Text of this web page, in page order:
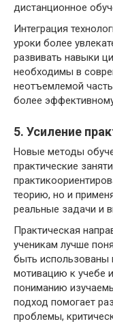
дистанционное
Интеграция
уроки более
развивать навыки
необходимы в
неотъемлемой
более
5. Усиление
Новые методы
практические
теорию, но и
реальные задачи и
Практическая
ученикам лучше
быть использованы
мотивацию к учебе
пониманию
подход помогает
проблемы,